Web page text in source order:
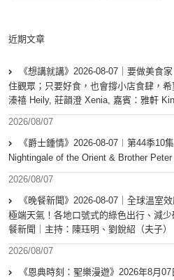
近期文章
《想講就講》2026-08-07｜要做美食
住觀眾；只要好食，也會撐小店食肆，
溱禧 Heily, 莊韻澄 Xenia, 嘉賓：雅軒
2026/08/07
《爵士鍾情》2026-08-07︱第44季10
Nightingale of the Orient & Brother
2026/08/07
《晚餐新聞》2026-08-07｜全球溫室
極端天氣！各地口號式的綠色出行、減
餐新聞｜主持：陳珏明、劉銳紹（夫子）
2026/08/07
《恩典時刻：聖樂漫遊》2026年8月